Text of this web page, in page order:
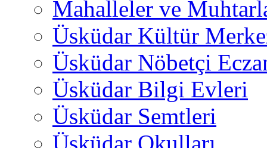
Mahalleler ve
Üsküdar Kültür
Üsküdar Nöbetçi
Üsküdar Bilgi Evleri
Üsküdar Semtleri